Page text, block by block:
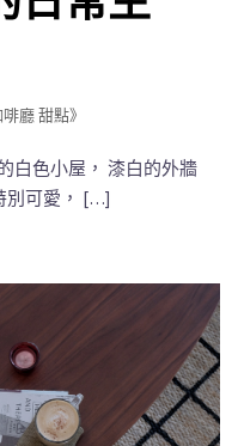
啡廳 甜點》
白色小屋， 漆白的外牆
別可愛， […]